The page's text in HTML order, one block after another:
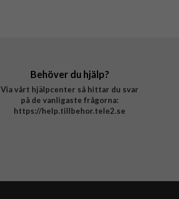
Behöver du hjälp?
Via vårt hjälpcenter så hittar du svar
på de vanligaste frågorna:
https://help.tillbehor.tele2.se